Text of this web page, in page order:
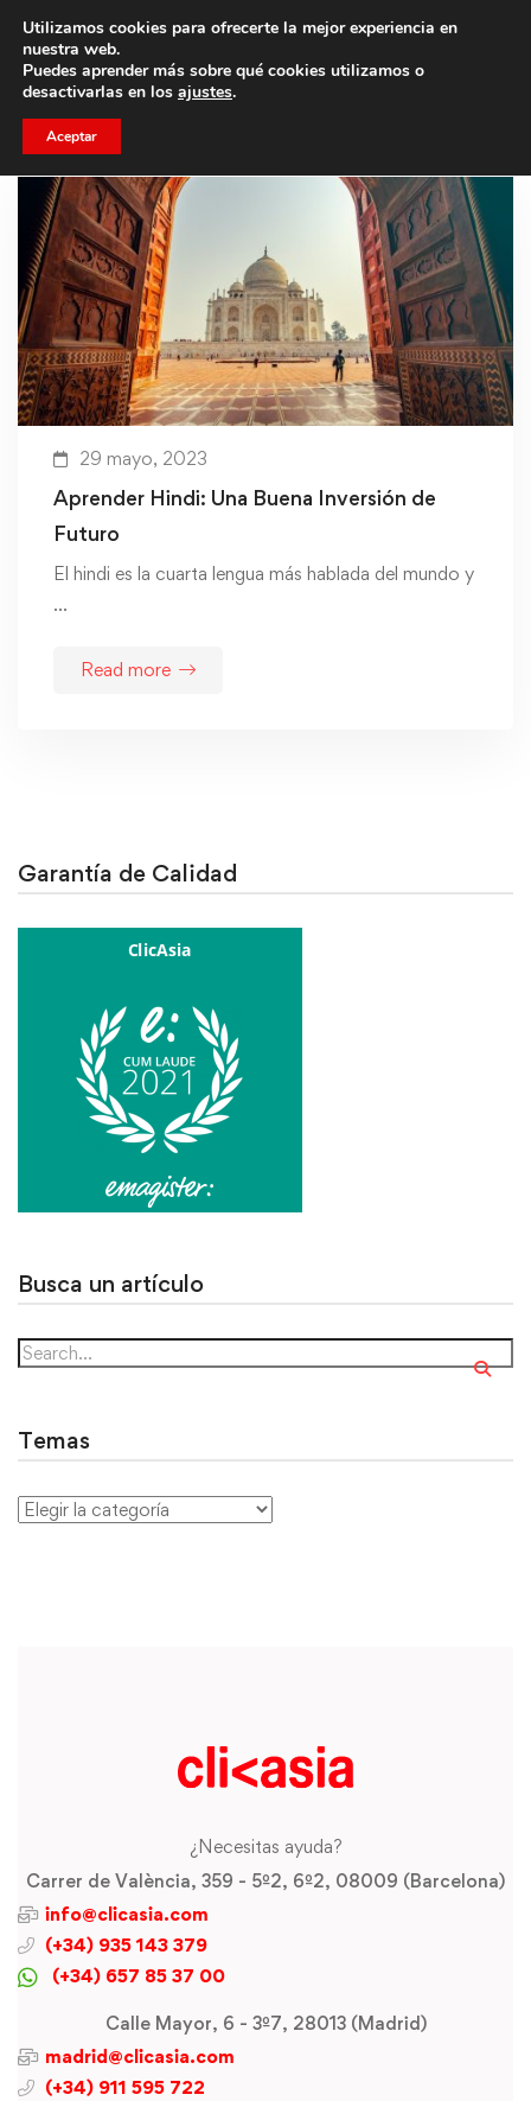
Trae a un amigo y llevaos un total de 75€ de descuento.
29 mayo, 2023
Aprender Hindi: Una Buena Inversión de
Futuro
El hindi es la cuarta lengua más hablada del mundo y
…
Read more
Garantía de Calidad
Busca un artículo
Temas
¿Necesitas ayuda?
Carrer de València, 359 - 5º2, 6º2, 08009 (Barcelona)
info@clicasia.com
(+34) 935 143 379
(+34) 657 85 37 00
Calle Mayor, 6 - 3º7, 28013 (Madrid)
madrid@clicasia.com
(+34) 911 595 722
Utilizamos cookies para ofrecerte la mejor experiencia en
nuestra web.
Puedes aprender más sobre qué cookies utilizamos o
desactivarlas en los ajustes.
Aceptar